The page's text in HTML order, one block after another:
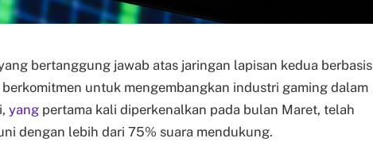
bertanggung jawab atas jaringan lapisan kedua berbasis
untuk mengembangkan industri gaming dalam
yang pertama kali diperkenalkan pada bulan Maret, telah
dengan lebih dari 75% suara mendukung.